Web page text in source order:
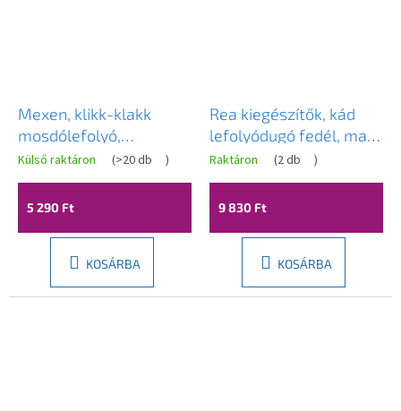
Mexen, klikk-klakk
mosdólefolyó,
kőutánzat, 79910-91
Külső raktáron (>20 db )
5 290 Ft
KOSÁRBA
Rea kiegészítők, kád
lefolyódugó fedél, matt
arany, REA-00997
Raktáron (2 db )
9 830 Ft
KOSÁRBA